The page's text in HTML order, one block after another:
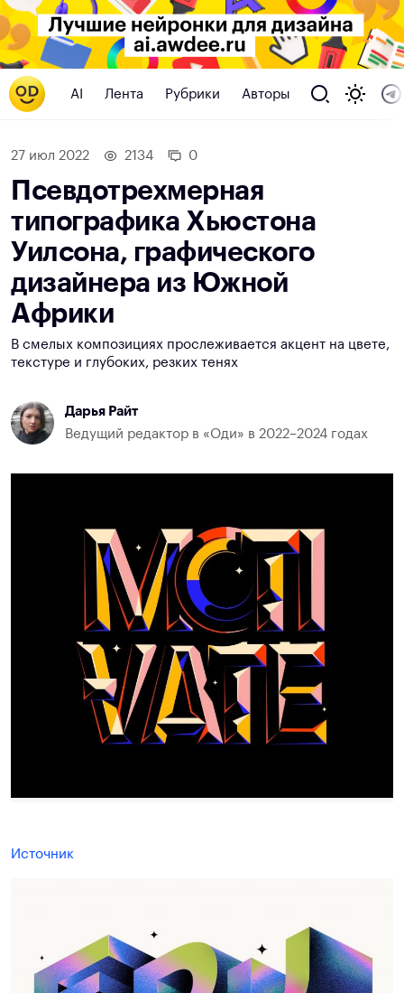
AI Лента Рубрики Авторы
27 июл 2022 2134 0
Псевдотрехмерная
типографика Хьюстона
Уилсона, графического
дизайнера из Южной
Африки
В смелых композициях прослеживается акцент на цвете,
текстуре и глубоких, резких тенях
Дарья Райт
Ведущий редактор в «Оди» в 2022–2024 годах
Источник